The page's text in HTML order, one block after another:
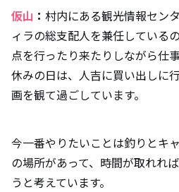
仮山 ： 村内にある観光情報セン
ィラの総支配人を兼任している
点を行ったり来たりしながら仕
休みの日は、人吉に買い出しに
画を観て過ごしています。
今一番やりたいことは釣りとキ
の場所があって、時間が取れれ
うと考えています。